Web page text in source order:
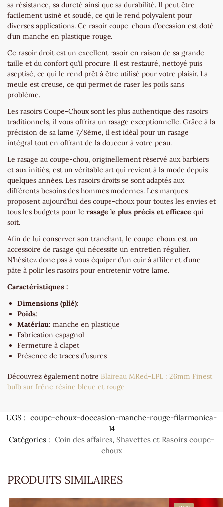
sa résistance, sa dureté ainsi que sa durabilité. Il peut être
facilement usiné et soudé, ce qui le rend polyvalent pour
diverses applications. Ce rasoir coupe-choux d’occasion est doté
d’un manche en plastique rouge.
Ce rasoir droit est un excellent rasoir en raison de sa grande
taille et du confort qu’il procure. Il est restauré, nettoyé puis
aseptisé, ce qui le rend prêt à être utilisé pour votre plaisir. La
meule est creuse, ce qui permet de raser les poils sans
problème.
Les rasoirs Coupe-Choux sont les plus authentique des rasoirs
traditionnels, il vous offrira un rasage exceptionnelle. Grâce à la
précision de sa lame 7/8ème, il est idéal pour un rasage
intégral tout en offrant de la douceur à votre peau.
Le rasage au coupe-chou, originellement réservé aux barbiers
et aux initiés, est un véritable art qui revient à la mode depuis
quelques années. Les rasoirs droits se sont adaptés aux
différents besoins des hommes modernes. Les marques
proposent aujourd’hui des coupe-choux pour toutes les envies et
tous les budgets pour le rasage le plus précis et efficace qui
soit.
Afin de lui conserver son tranchant, le coupe-choux est un
accessoire de rasage qui nécessite un entretien régulier.
N’hésitez donc pas à vous équiper d’un cuir à affiler et d’une
pâte à polir les rasoirs pour entretenir votre lame.
Caractéristiques :
Dimensions (plié):
Poids:
Matériau: manche en plastique
Fabrication espagnol
Fermeture à clapet
Présence de traces d’usures
Découvrez également notre Blaireau MRed-LPL : 26mm Finest
bulb sur frêne résine bleue et rouge
UGS : coupe-choux-doccasion-manche-rouge-filarmonica-
14
Catégories : Coin des affaires, Shavettes et Rasoirs coupe-
choux
PRODUITS SIMILAIRES